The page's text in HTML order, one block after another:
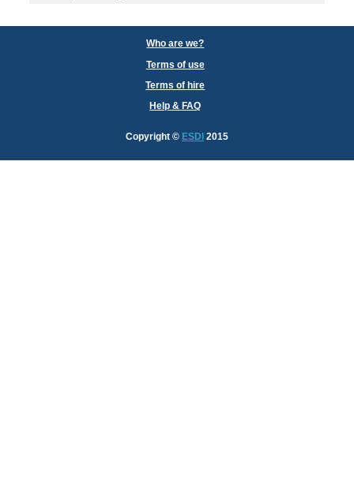
Who are we?
Terms of use
Terms of hire
Help & FAQ
Copyright © ESDI 2015